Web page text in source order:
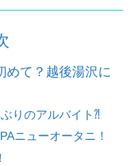
めて？越後湯沢に
りのアルバイト⁈
ニューオータニ！